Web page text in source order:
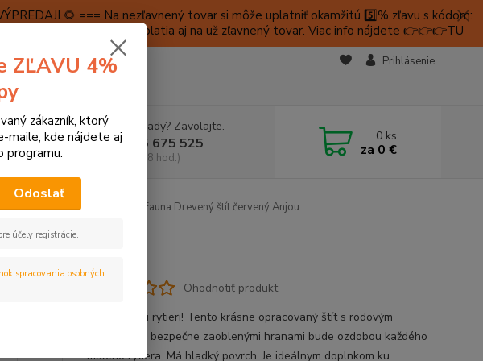
🌻 === Na nezľavnený tovar si môže uplatniť okamžitú 5️⃣% zľavu s kódom:
do výšky 1️⃣5️⃣% , ktoré platia aj na už zľavnený tovar. Viac info nájdete 👉👉👉TU
TOVARU👈
KONTAKTY
Prihlásenie
Neviete si rady? Zavolajte.
+421 905 675 525
(Po-Pia, 9-18 hod.)
0 ks
za 0 €
na povolania, hranie rolí Fauna Drevený štít červený Anjou
Anjou
Ohodnotiť produkt
Pozor všetci rytieri! Tento krásne opracovaný štít s rodovým
symbolom s bezpečne zaoblenými hranami bude ozdobou každého
malého rytiera. Má hladký povrch. Je ideálnym doplnkom ku
ZĽAVU 4%
zákazník, ktorý
maile, kde nájdete aj
programu.
Odoslať
účely registrácie.
spracovania osobných